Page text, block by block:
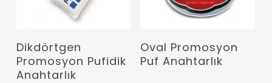
Devamını Oku
Dikdörtgen
Promosyon Pufidik
Anahtarlık
Devamını Oku
Oval Promosyon
Puf Anahtarlık